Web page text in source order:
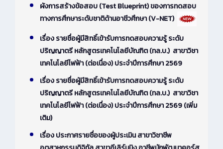
ผังการสร้างข้อสอบ (Test Blueprint) ของการทดสอบ
ทางการศึกษาระดับชาติด้านอาชีวศึกษา (V-NET)
เรื่อง รายชื่อผู้มีสิทธิ์เข้ารับการทดสอบความรู้ ระดับ
ปริญญาตรี หลักสูตรเทคโนโลยีบัณฑิต (ทล.บ.) สาขาวิชา
เทคโนโลยีไฟฟ้า (ต่อเนื่อง) ประจำปีการศึกษา 2569
เรื่อง รายชื่อผู้มีสิทธิ์เข้ารับการทดสอบความรู้ ระดับ
ปริญญาตรี หลักสูตรเทคโนโลยีบัณฑิต (ทล.บ.) สาขาวิชา
เทคโนโลยีไฟฟ้า (ต่อเนื่อง) ประจำปีการศึกษา 2569 (เพิ่ม
เติม)
เรื่อง ประกาศรายชื่อของผู้ประเมิน สาขาวิชาชีพ